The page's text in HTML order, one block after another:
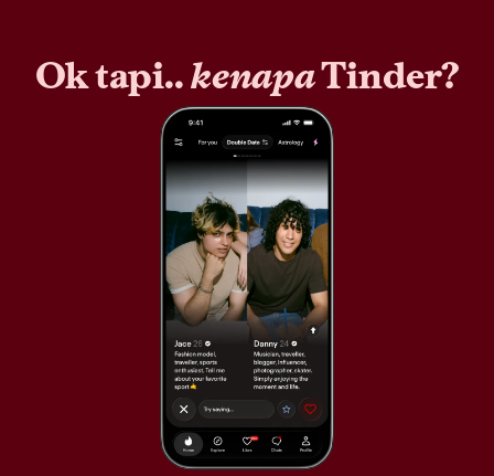
Ok tapi..kenapaTinder?